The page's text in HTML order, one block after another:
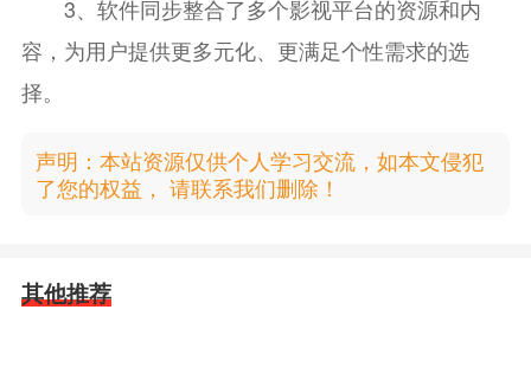
3、软件同步整合了多个影视平台的资源和内
容，为用户提供更多元化、更满足个性需求的选
择。
声明：本站资源仅供个人学习交流，如本文侵犯
了您的权益， 请联系我们删除！
其他推荐